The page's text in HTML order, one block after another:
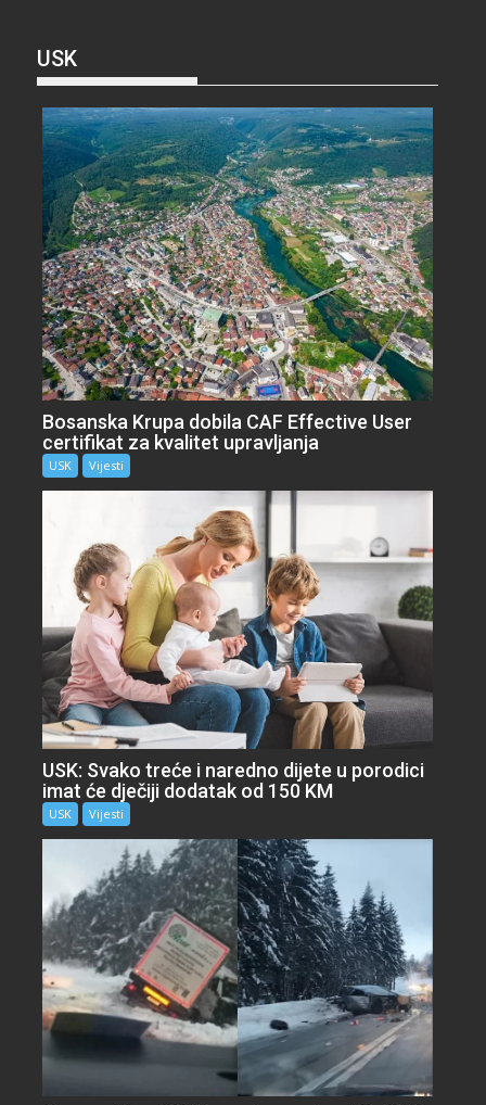
USK
Bosanska Krupa dobila CAF Effective User
certifikat za kvalitet upravljanja
USK Vijesti
USK: Svako treće i naredno dijete u porodici
imat će dječiji dodatak od 150 KM
USK Vijesti